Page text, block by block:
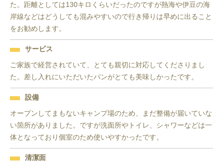
た。距離としては130キロくらいだったのですが熱海や伊豆の海
岸線などはどうしても混みやすいので行き帰りは早めに出ること
をお勧めします。
サービス
ご家族で経営されていて、とても親切に対応してくださりまし
た。差し入れにいただいたパンがとても美味しかったです。
設備
オープンしてまもないキャンプ場のため、まだ整備が届いていな
い箇所がありました。ですが洗面所やトイレ、シャワーなどは一
体となっており個室のため使いやすかったです。
清潔面